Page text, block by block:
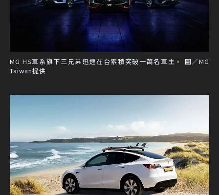
MG HS車系旗下三兄弟迅速在台累積突破一萬名車主。 圖／MG
Taiwan提供